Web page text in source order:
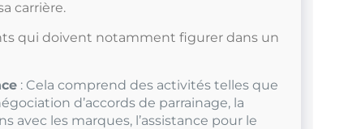
carrière.
qui doivent notamment figurer dans un
: Cela comprend des activités telles que
d’accords de parrainage, la
avec les marques, l’assistance pour le